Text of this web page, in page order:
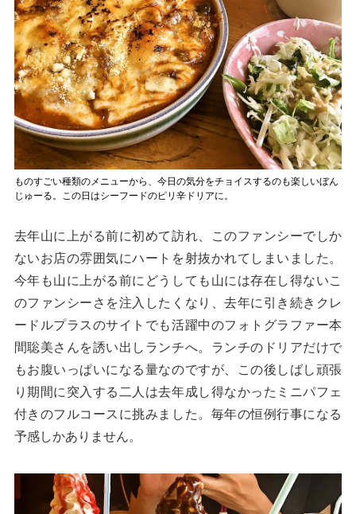
ものすごい種類のメニューから、今日の気分をチョイスするのも楽しいぼん
じゅーる。この日はシーフードのピリ辛ドリアに。
去年山に上がる前に初めて訪れ、このファンシーでしか
ないお店の雰囲気にハートを射抜かれてしまいました。
今年も山に上がる前にどうしても山には存在し得ないこ
のファンシーさを注入したくなり、去年に引き続きクレ
ードルプラスのサイトでも活躍中のフォトグラファー本
間聡美さんを誘い出しランチへ。ランチのドリアだけで
もお腹いっぱいになる量なのですが、この後しばし頑張
り期間に突入する二人は去年成し得なかったミニパフェ
付きのフルコースに挑みました。毎年の恒例行事になる
予感しかありません。